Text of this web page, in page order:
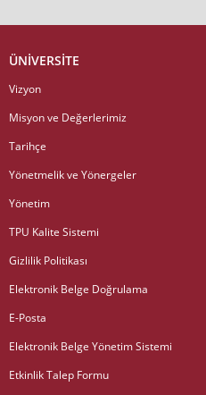
ÜNİVERSİTE
Vizyon
Misyon ve Değerlerimiz
Tarihçe
Yönetmelik ve Yönergeler
Yönetim
TPU Kalite Sistemi
Gizlilik Politikası
Elektronik Belge Doğrulama
E-Posta
Elektronik Belge Yönetim Sistemi
Etkinlik Talep Formu